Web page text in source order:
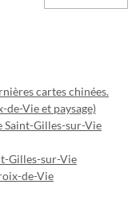
cartes chinées.
de-Vie et paysage)
Saint-Gilles-sur-Vie
Gilles-sur-Vie
de-Vie